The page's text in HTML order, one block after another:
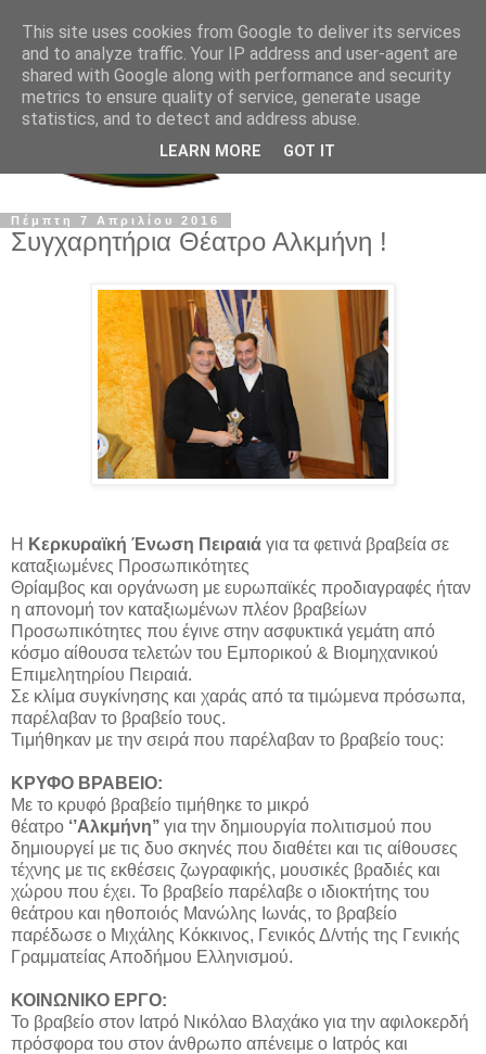
Πέμπτη 7 Απριλίου 2016
Συγχαρητήρια Θέατρο Αλκμήνη !
Η Κερκυραϊκή Ένωση Πειραιά για τα φετινά βραβεία σε
καταξιωμένες Προσωπικότητες
Θρίαμβος και οργάνωση με ευρωπαϊκές προδιαγραφές ήταν
η απονομή τον καταξιωμένων πλέον βραβείων
Προσωπικότητες που έγινε στην ασφυκτικά γεμάτη από
κόσμο αίθουσα τελετών του Εμπορικού & Βιομηχανικού
Επιμελητηρίου Πειραιά.
Σε κλίμα συγκίνησης και χαράς από τα τιμώμενα πρόσωπα,
παρέλαβαν το βραβείο τους.
Τιμήθηκαν με την σειρά που παρέλαβαν το βραβείο τους:
ΚΡΥΦΟ ΒΡΑΒΕΙΟ:
Με το κρυφό βραβείο τιμήθηκε το μικρό
θέατρο ‘’Αλκμήνη’’ για την δημιουργία πολιτισμού που
δημιουργεί με τις δυο σκηνές που διαθέτει και τις αίθουσες
τέχνης με τις εκθέσεις ζωγραφικής, μουσικές βραδιές και
χώρου που έχει. Το βραβείο παρέλαβε ο ιδιοκτήτης του
θεάτρου και ηθοποιός Μανώλης Ιωνάς, το βραβείο
παρέδωσε ο Μιχάλης Κόκκινος, Γενικός Δ/ντής της Γενικής
Γραμματείας Αποδήμου Ελληνισμού.
ΚΟΙΝΩΝΙΚΟ ΕΡΓΟ:
Το βραβείο στον Ιατρό Νικόλαο Βλαχάκο για την αφιλοκερδή
πρόσφορα του στον άνθρωπο απένειμε ο Ιατρός και
This site uses cookies from Google to deliver its services
and to analyze traffic. Your IP address and user-agent are
shared with Google along with performance and security
metrics to ensure quality of service, generate usage
statistics, and to detect and address abuse.
LEARN MORE GOT IT